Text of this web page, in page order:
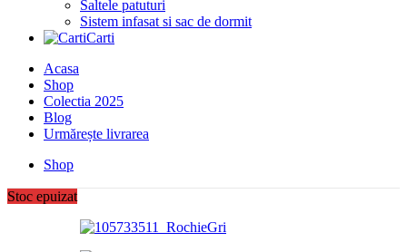
Saltele patuturi
Sistem infasat si sac de dormit
Carti
Acasa
Shop
Colectia 2025
Blog
Urmărește livrarea
Shop
Stoc epuizat